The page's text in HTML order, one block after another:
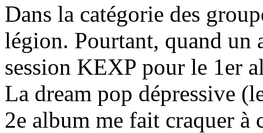
Dans la catégorie des
légion. Pourtant, quand un
session KEXP pour le 1er
La dream pop dépressive
2e album me fait craquer à